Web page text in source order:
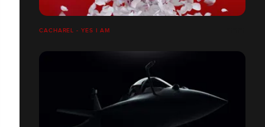
CACHAREL - YES I AM